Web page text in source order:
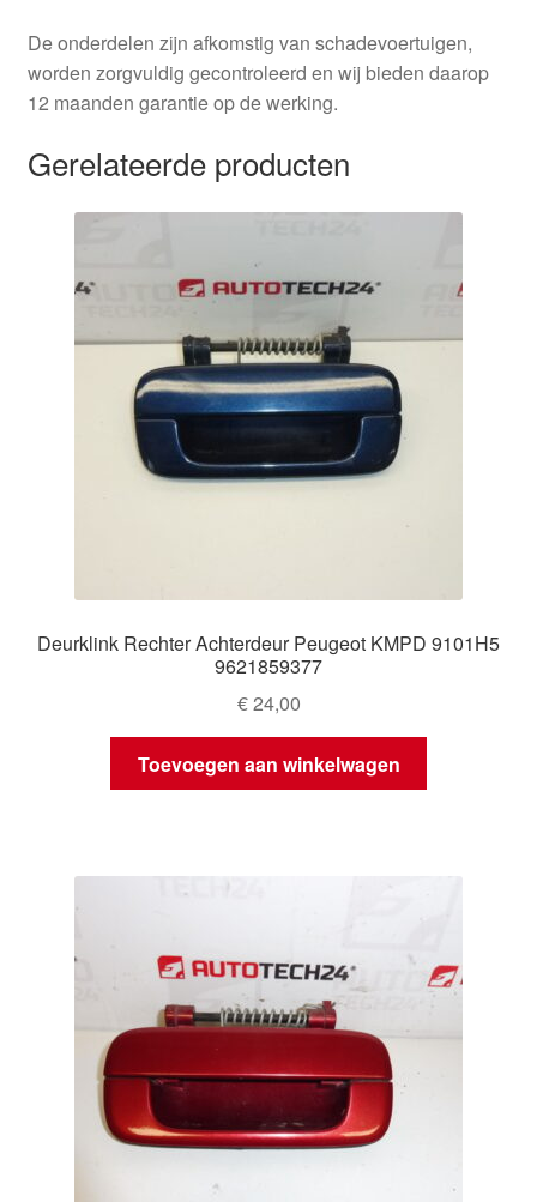
De onderdelen zijn afkomstig van schadevoertuigen,
worden zorgvuldig gecontroleerd en wij bieden daarop
12 maanden garantie op de werking.
Gerelateerde producten
Deurklink Rechter Achterdeur Peugeot KMPD 9101H5
9621859377
€24,00
Toevoegen aan winkelwagen